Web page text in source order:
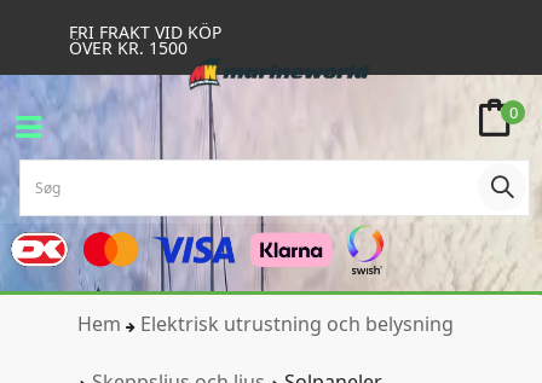
FRI FRAKT VID KÖP
ÖVER KR. 1500
0
Hem Elektrisk utrustning och belysning